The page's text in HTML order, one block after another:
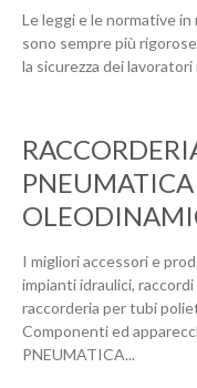
Le leggi e le normative
sono sempre più
la sicurezza dei
I migliori accessori e
impianti idraulici,
raccorderia per tubi
Componenti ed
PNEUMATICA...